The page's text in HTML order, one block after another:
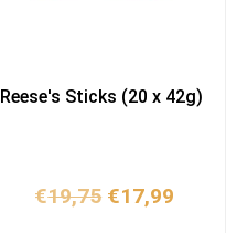
Reese's Sticks (20 x 42g)
€19,75 €17,99